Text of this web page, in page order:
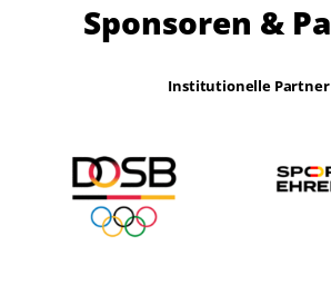
Sponsoren &
Institutionelle Partner